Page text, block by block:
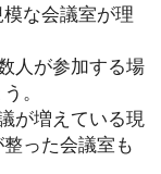
な会議室が理
人が参加する場
。
が増えている現
った会議室も